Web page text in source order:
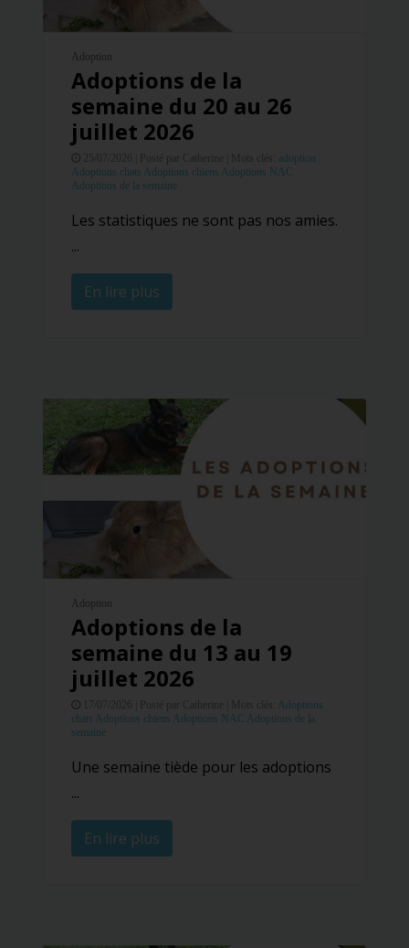
Adoption
Adoptions de la
semaine du 20 au 26
juillet 2026
Posté par Catherine |
adoption
Adoptions chats Adoptions chiens Adoptions NAC
Adoptions de la semaine
Les statistiques ne sont pas nos amies.
...
En lire plus
Adoption
Adoptions de la
semaine du 13 au 19
juillet 2026
Posté par Catherine |
Adoptions
chats Adoptions chiens Adoptions NAC Adoptions de la
semaine
Une semaine tiède pour les adoptions
...
En lire plus